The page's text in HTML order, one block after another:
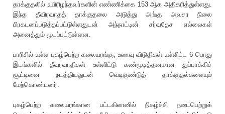
தாக்குதலில் உயிரிழந்தவர்களின் எண்ணிக்கை 153 ஆக அதிகரித்துள்ளது.
இந்த தீவிரவாதத் தாக்குதலை அடுத்து அங்கு அவசர நிலை
பிரகடனப்படுத்தப்பட்டுள்ளதுடன் அந்நாட்டின் சர்வதேச எல்லைகள்
அனைத்தும் மூடப்பட்டுள்ளன.
பாரிசில் உள்ள புகழ்பெற்ற கலையரங்கு, உணவு விடுதிகள் உள்ளிட்ட 6 பொது
இடங்களில் தீவரவாதிகள் உள்ளிட்டு கண்மூடித்தனமான துப்பாக்கிச்
சூட்டினை நடத்தியதுடன் வெடிகுண்டுத் தாக்குதல்களையும்
மேற்கொண்டனர்.
புகழ்பெற்ற கலையரங்கான பட்டகிலானில் நிகழ்ச்சி நடைபெற்றுக்